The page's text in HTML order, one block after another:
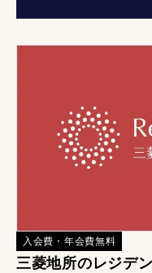
入会費・年会費無料
三菱地所のレジデ